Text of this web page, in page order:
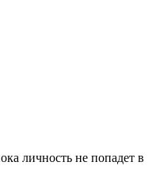
личность не попадет в